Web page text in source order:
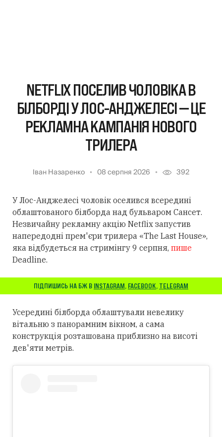
NETFLIX ПОСЕЛИВ ЧОЛОВІКА В
БІЛБОРДІ У ЛОС-АНДЖЕЛЕСІ — ЦЕ
РЕКЛАМНА КАМПАНІЯ НОВОГО
ТРИЛЕРА
Іван Назаренко 08 серпня 2026 392
У Лос-Анджелесі чоловік оселився всередині
облаштованого білборда над бульваром Сансет.
Незвичайну рекламну акцію Netflix запустив
напередодні прем'єри трилера «The Last House»,
яка відбудеться на стримінгу 9 серпня, пише
Deadline.
ПІДПИШИСЬ НА БЖ В INSTAGRAM, FACEBOOK, TELEGRAM
Усередині білборда облаштували невелику
вітальню з панорамним вікном, а сама
конструкція розташована приблизно на висоті
дев'яти метрів.